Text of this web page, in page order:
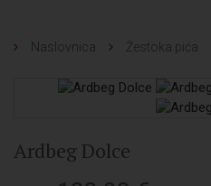
Naslovnica Žestoka pića
Ardbeg Dolce